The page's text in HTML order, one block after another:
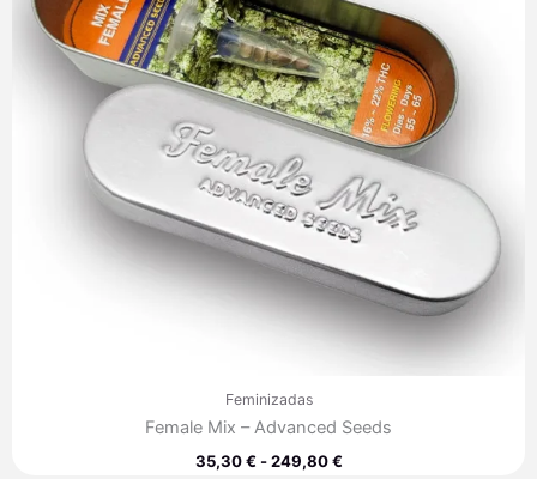
Feminizadas
Female Mix – Advanced Seeds
35,30€ - 249,80€